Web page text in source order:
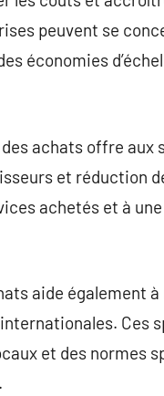
peuvent se
économies
achats offre aux
et réduction
achetés et à
aide également
Ces
et des normes